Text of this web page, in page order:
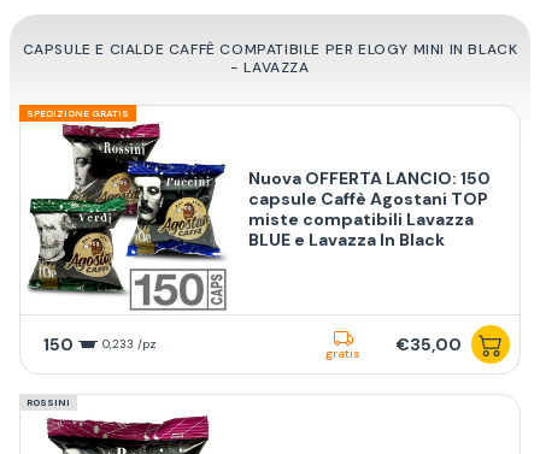
CAPSULE E CIALDE CAFFÈ COMPATIBILE PER ELOGY MINI IN BLACK
- LAVAZZA
SPEDIZIONE GRATIS
Nuova OFFERTA LANCIO: 150
capsule Caffè Agostani TOP
miste compatibili Lavazza
BLUE e Lavazza In Black
150 0,233 /pz
gratis €35,00
ROSSINI